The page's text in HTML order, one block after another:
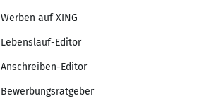
Werben auf XING
Lebenslauf-Editor
Anschreiben-Editor
Bewerbungsratgeber